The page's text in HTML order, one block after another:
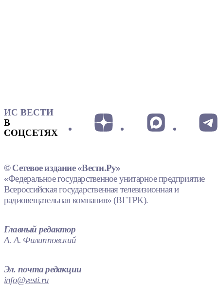
ИС ВЕСТИ
В
СОЦСЕТЯХ
© Сетевое издание «Вести.Ру»
«Федеральное государственное унитарное предприятие
Всероссийская государственная телевизионная и
радиовещательная компания» (ВГТРК).
Главный редактор
А. А. Филипповский
Эл. почта редакции
info@vesti.ru